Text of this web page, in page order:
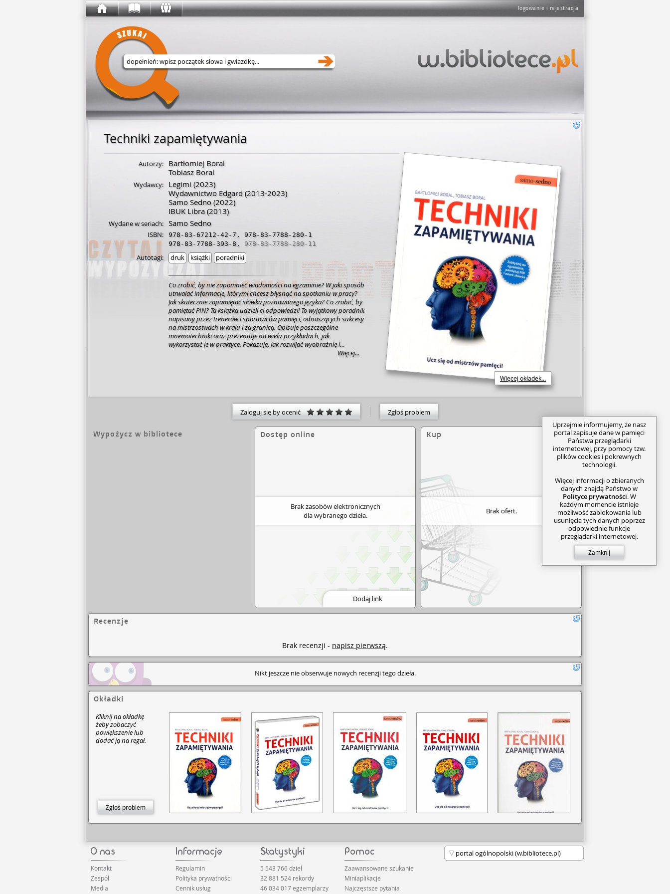
logowanie i rejestracja
Wyszukaj w serwisie
Techniki zapamiętywania
Więcej okładek...
Autorzy:
Bartłomiej Boral
Tobiasz Boral
Wydawcy: Legimi (2023)
Wydawnictwo Edgard(2013-2023)
Samo Sedno(2022)
IBUK Libra(2013)
Wydane w seriach: Samo Sedno
ISBN: 978-83-67212-42-7 , 978-83-7788-280-1
978-83-7788-393-8 , 978-83-7788-280-11
Autotagi: druk książki poradniki
Co zrobić, by nie zapomnieć wiadomości na egzaminie? W jaki sposób
utrwalać informacje, którymi chcesz błysnąć na spotkaniu w pracy?
Jak skutecznie zapamiętać słówka poznawanego języka? Co zrobić, by
pamiętać PIN? Ta książka udzieli ci odpowiedzi!To wyjątkowy poradnik
napisany przez trenerów i sportowców pamięci, odnoszących sukcesy
na mistrzostwach w kraju i za granicą. Opisuje poszczególne
mnemotechniki oraz prezentuje na wielu przykładach, jak
wykorzystać je w praktyce. Pokazuje, jak rozwijać wyobraźnię i
kreatywność oraz jak twórczo używać ich w procesie zapamiętywania.
pamięci(Główny System Pamięciowy,loci, POV)- nauczysz się
poprzez zapamiętywanie układu kart do gry i ciągów
- dowiesz się, jakumiejętnie przygotować się do
za pomocą kart myśli- poznasz sposoby na to, jak
słówka, kody i dane oraz szybciej
pogłębiać wiedzę
Bartłomiej Boral, Tobiasz Boral
Więcej...
Zaloguj się by ocenić Zgłoś problem
Wypożycz w bibliotece Dostęp online
Brak zasobów elektronicznych
dla wybranego dzieła.
Dodaj link
Kup
Brak ofert.
Recenzje
Brak recenzji - napisz pierwszą.
Nikt jeszcze nie obserwuje nowych recenzji tego dzieła.
Okładki
Kliknij na okładkę
żeby zobaczyć
powiększenie lub
dodać ją na regał.
Zgłoś problem
Kontakt
Zespół
Media
Regulamin
Polityka prywatności
Cennik usług
5 543 766 dzieł
32 881 524 rekordy
46 034 017 egzemplarzy
Zaawansowane szukanie
Miniaplikacje
Najczęstsze pytania
Uprzejmie informujemy, że nasz
portal zapisuje dane w pamięci
Państwa przeglądarki
internetowej, przy pomocy tzw.
plików cookies i pokrewnych
technologii.
Więcej informacji o zbieranych
danych znajdą Państwo w
Polityce prywatności. W
każdym momencie istnieje
możliwość zablokowania lub
usunięcia tych danych poprzez
odpowiednie funkcje
przeglądarki internetowej.
Zamknij